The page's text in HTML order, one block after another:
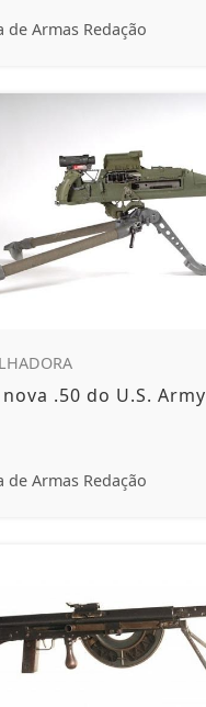
de Armas Redação
nova .50 do U.S. Army
de Armas Redação